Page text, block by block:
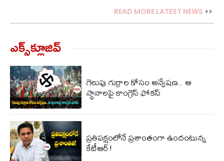
READ MORE LATEST NEWS >>
ఎక్స్‌క్లూజివ్‌
గెలుపు గుర్రాల కోసం అన్వేషణ.. ఆ
స్థానాలపై కాంగ్రెస్ ఫోకస్
ప్ర‌తిప‌క్షంలోనే ప్ర‌శాంతంగా ఉందంటున్న
కేటీఆర్!